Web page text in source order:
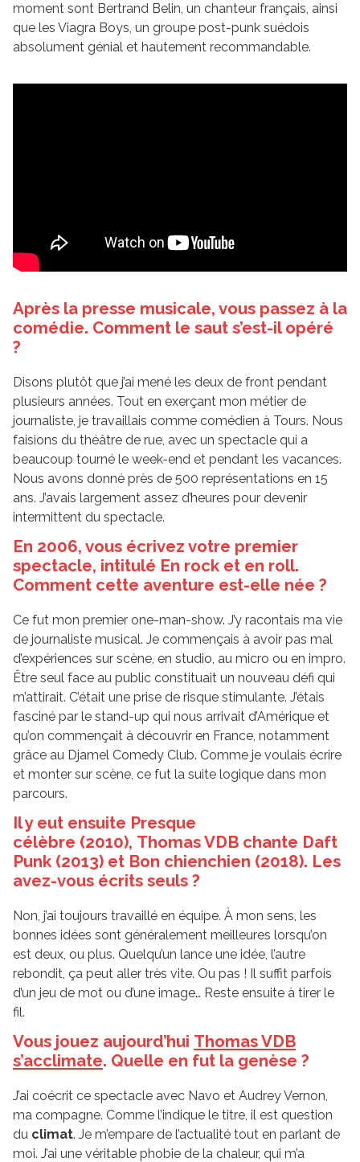
moment sont Bertrand Belin, un chanteur français, ainsi
que les Viagra Boys, un groupe post-punk suédois
absolument génial et hautement recommandable.
Après la presse musicale, vous passez à la
comédie. Comment le saut s’est-il opéré
?
Disons plutôt que j’ai mené les deux de front pendant
plusieurs années. Tout en exerçant mon métier de
journaliste, je travaillais comme comédien à Tours. Nous
faisions du théâtre de rue, avec un spectacle qui a
beaucoup tourné le week-end et pendant les vacances.
Nous avons donné près de 500 représentations en 15
ans. J’avais largement assez d’heures pour devenir
intermittent du spectacle.
En 2006, vous écrivez votre premier
spectacle, intitulé En rock et en roll.
Comment cette aventure est-elle née ?
Ce fut mon premier one-man-show. J’y racontais ma vie
de journaliste musical. Je commençais à avoir pas mal
d’expériences sur scène, en studio, au micro ou en impro.
Être seul face au public constituait un nouveau défi qui
m’attirait. C’était une prise de risque stimulante. J’étais
fasciné par le stand-up qui nous arrivait d’Amérique et
qu’on commençait à découvrir en France, notamment
grâce au Djamel Comedy Club. Comme je voulais écrire
et monter sur scène, ce fut la suite logique dans mon
parcours.
Il y eut ensuite Presque
célèbre (2010), Thomas VDB chante Daft
Punk (2013) et Bon chienchien (2018). Les
avez-vous écrits seuls ?
Non, j’ai toujours travaillé en équipe. À mon sens, les
bonnes idées sont généralement meilleures lorsqu’on
est deux, ou plus. Quelqu’un lance une idée, l’autre
rebondit, ça peut aller très vite. Ou pas ! Il suffit parfois
d’un jeu de mot ou d’une image… Reste ensuite à tirer le
fil.
Vous jouez aujourd’hui Thomas VDB
s’acclimate. Quelle en fut la genèse ?
J’ai coécrit ce spectacle avec Navo et Audrey Vernon,
ma compagne. Comme l’indique le titre, il est question
du climat. Je m’empare de l’actualité tout en parlant de
moi. J’ai une véritable phobie de la chaleur, qui m’a